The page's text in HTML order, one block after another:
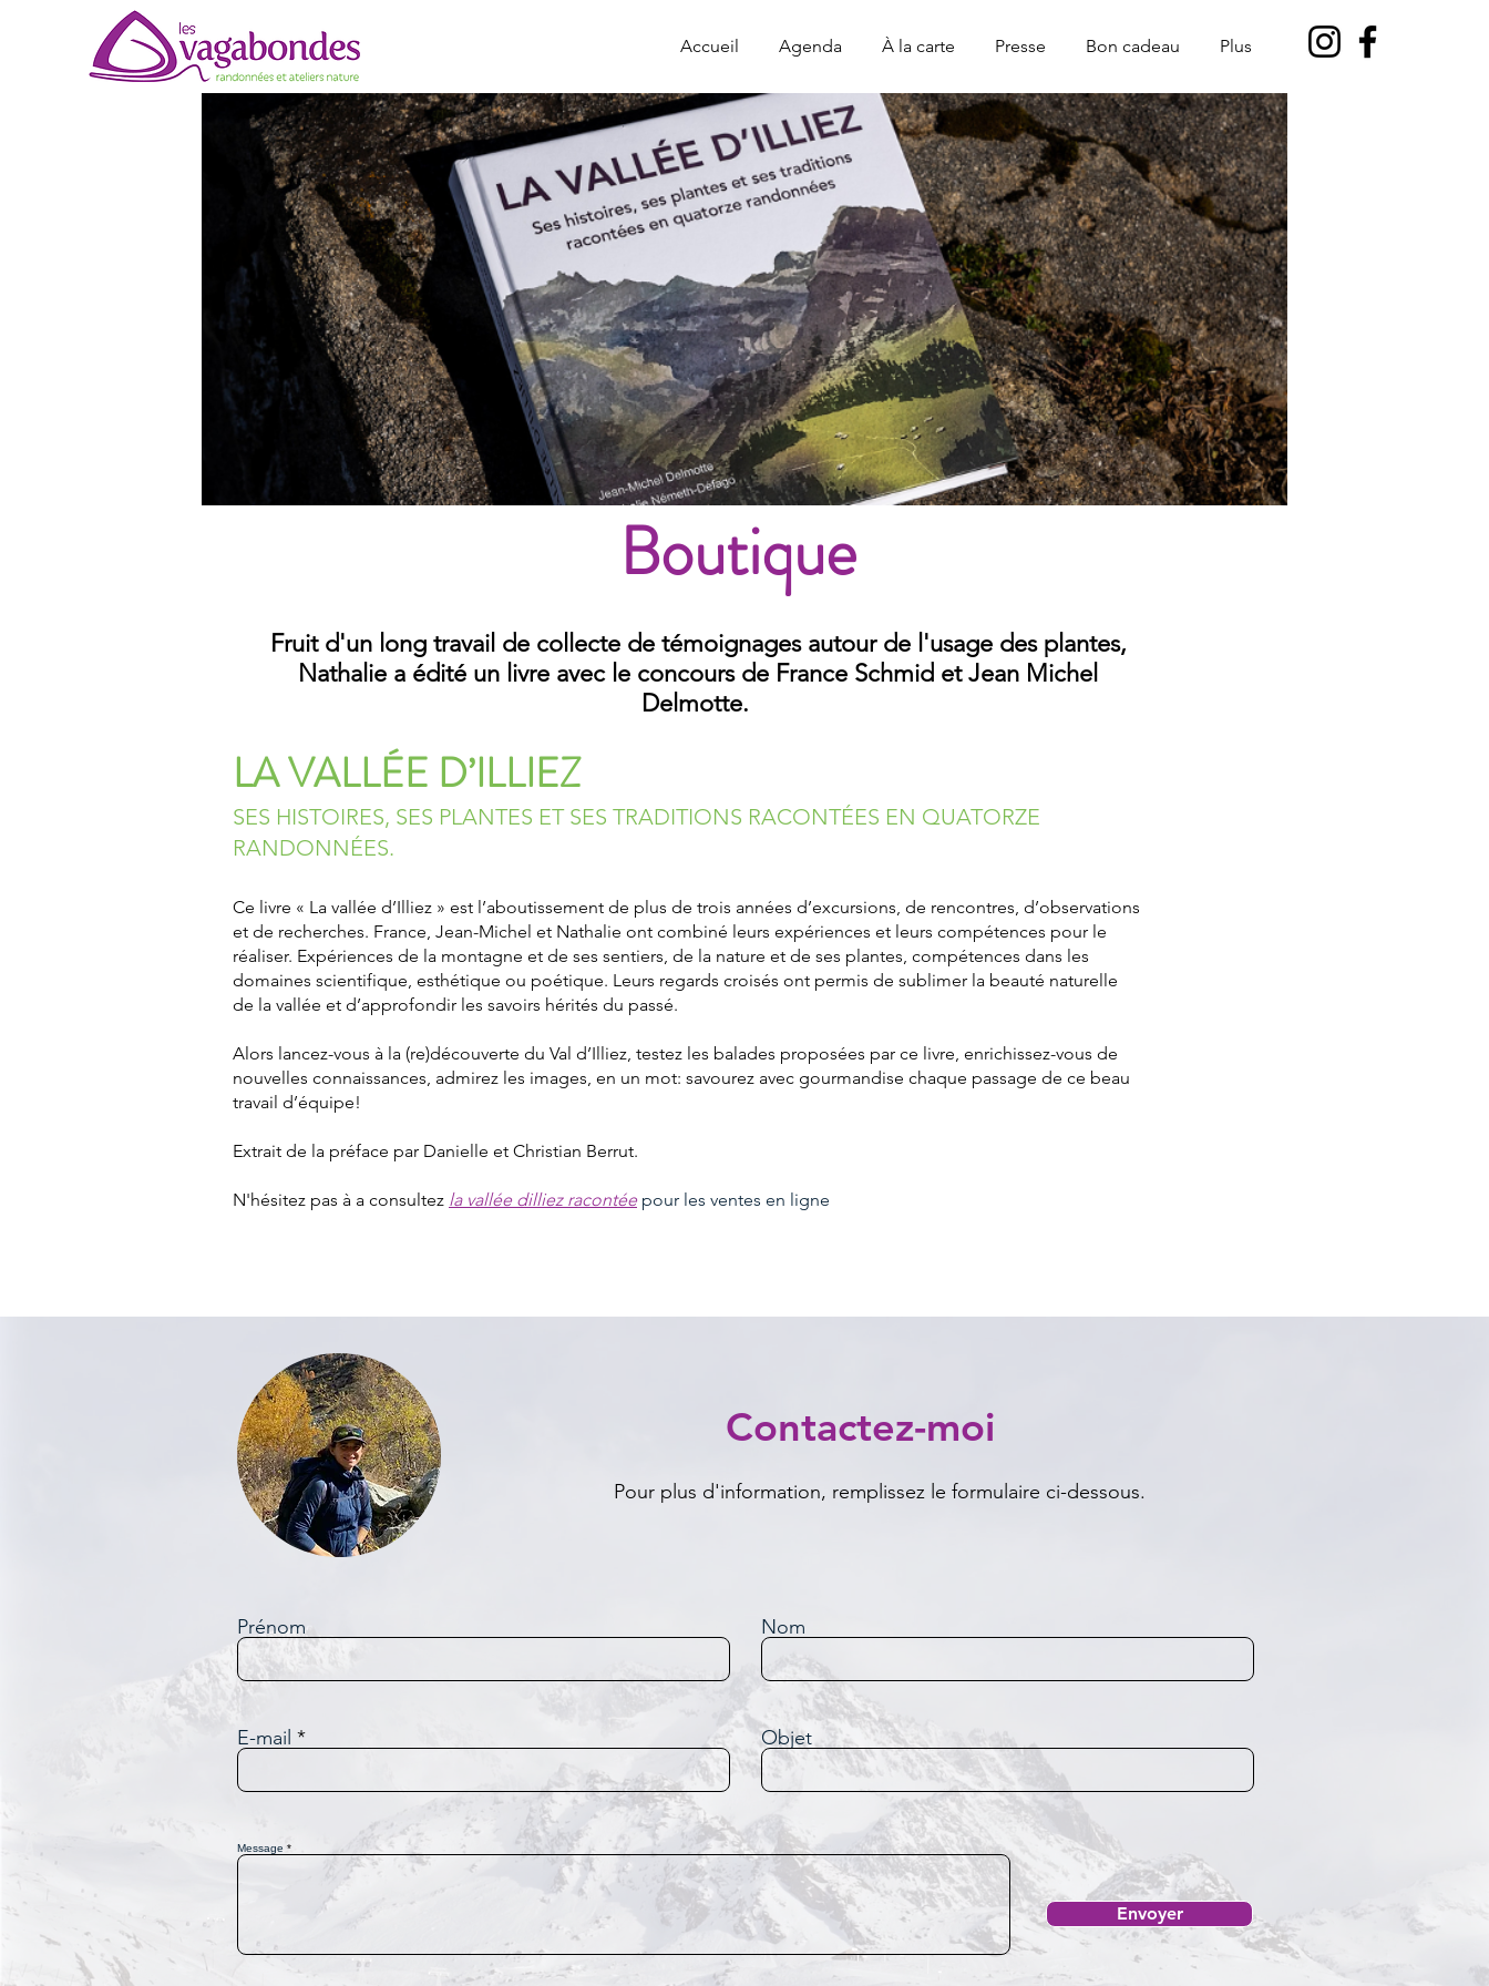
Accueil Agenda À la carte Presse Bon cadeau Plus
Boutique
Fruit d'un long travail de collecte de témoignages autour de l'usage des plantes,
Nathalie a édité un livre avec le concours de France Schmid et Jean Michel
Delmotte.
LA VALLÉE D’ILLIEZ
SES HISTOIRES, SES PLANTES ET SES TRADITIONS RACONTÉES EN QUATORZE
RANDONNÉES.
Ce livre « La vallée d’Illiez » est l’aboutissement de plus de trois années d’excursions, de rencontres, d’observations
et de recherches. France, Jean-Michel et Nathalie ont combiné leurs expériences et leurs compétences pour le
réaliser. Expériences de la montagne et de ses sentiers, de la nature et de ses plantes, compétences dans les
domaines scientifique, esthétique ou poétique. Leurs regards croisés ont permis de sublimer la beauté naturelle
de la vallée et d’approfondir les savoirs hérités du passé.
Alors lancez-vous à la (re)découverte du Val d’Illiez, testez les balades proposées par ce livre, enrichissez-vous de
nouvelles connaissances, admirez les images, en un mot: savourez avec gourmandise chaque passage de ce beau
travail d’équipe!
Extrait de la préface par Danielle et Christian Berrut.
N'hésitez pas à a consultez la vallée dilliez racontée pour les ventes en ligne
Contactez-moi
Pour plus d'information, remplissez le formulaire ci-dessous.
Prénom Nom
E-mail Objet
Message
Envoyer